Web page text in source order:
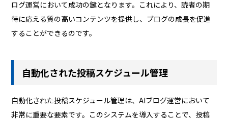
ログ運営において成功の鍵となります。これにより、読者の期
待に応える質の高いコンテンツを提供し、ブログの成長を促進
することができるのです。
自動化された投稿スケジュール管理
自動化された投稿スケジュール管理は、AIブログ運営において
非常に重要な要素です。このシステムを導入することで、投稿